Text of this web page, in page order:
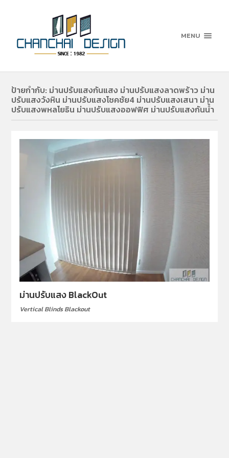
MENU
ป้ายกำกับ: ม่านปรับแสงกันแสง ม่านปรับแสงลาดพร้าว ม่าน
ปรับแสงวังหิน ม่านปรับแสงโชคชัย4 ม่านปรับแสงเสนา ม่าน
ปรับแสงพหลโยธิน ม่านปรับแสงออฟฟิศ ม่านปรับแสงกันน้ำ
ม่านปรับแสง BlackOut
Vertical Blinds Blackout